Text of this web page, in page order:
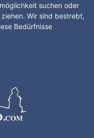
suchen oder
Wir sind bestrebt,
Bedürfnisse